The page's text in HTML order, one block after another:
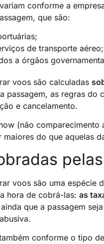
conforme a
que são:
de transporte aéreo;
a órgãos
voos são calculadas
passagem, as regras do
e cancelamento.
(não
maiores do que aquelas
voos são uma espécie
hora de cobrá-las: as
que a passagem
conforme o tipo